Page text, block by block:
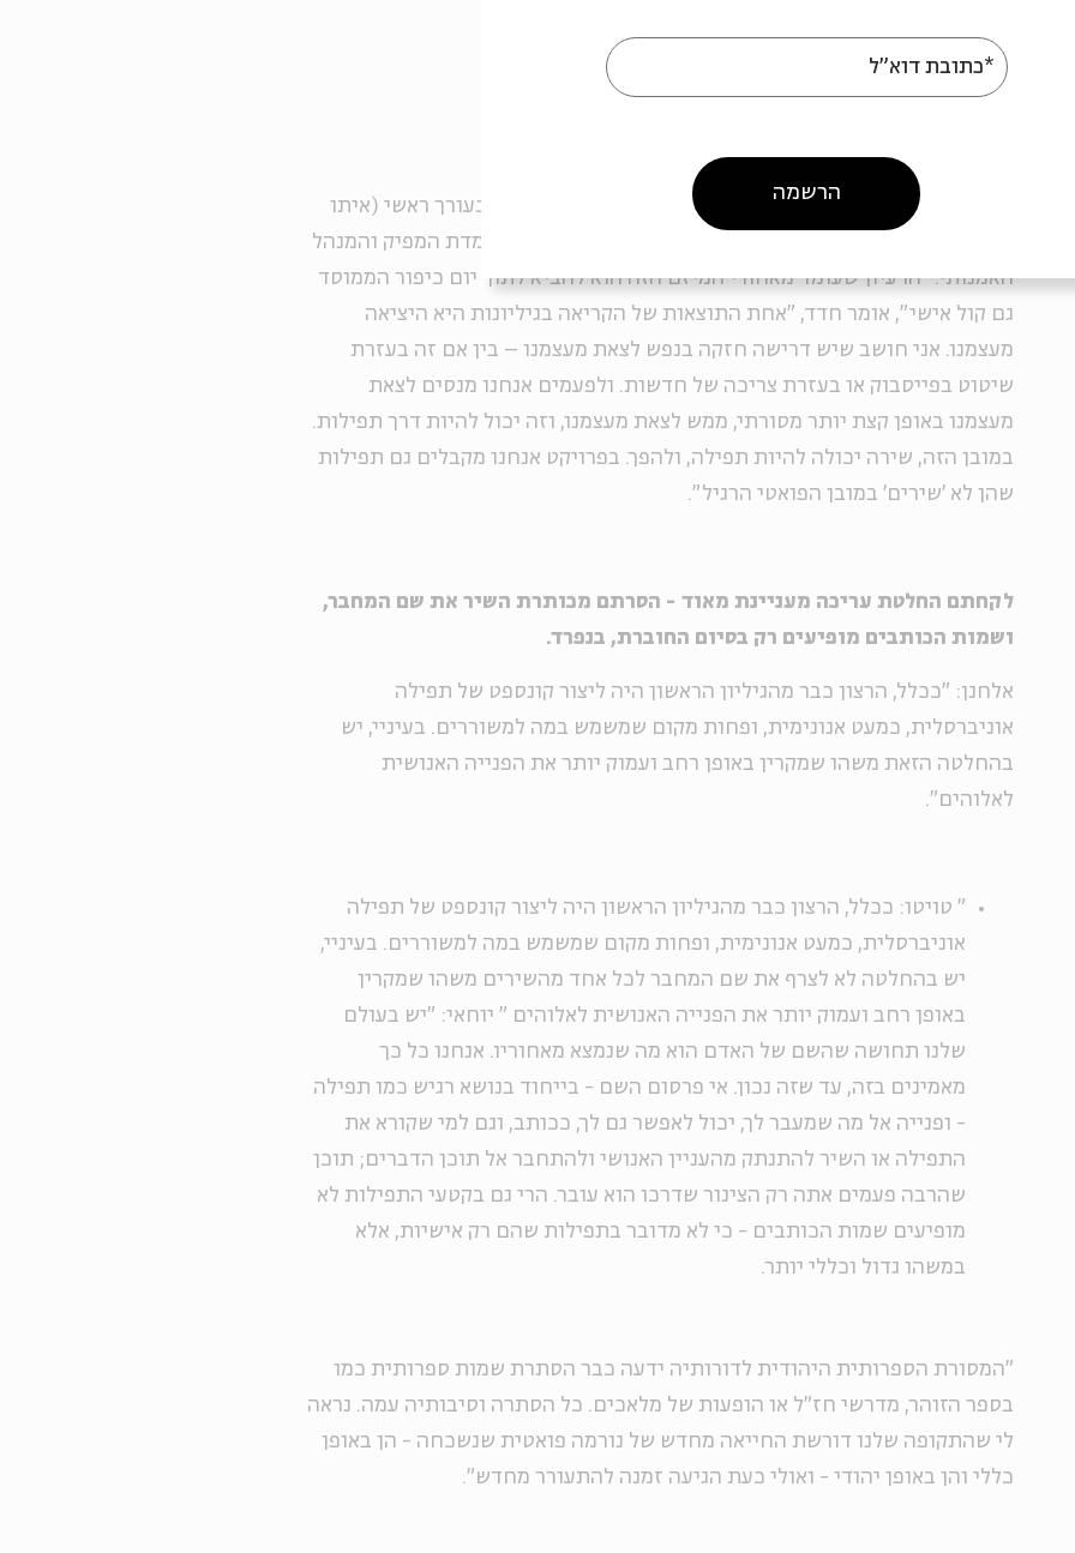
משתדלים לצאת מעצמנו
בשנה שעברה הצטרף לפרויקט המשורר והקולנוען יוחאי חדד כעורך ראשי (איתו
עורכות השנה גם בת אל קולמן ונגה אשד), ואילו טויטו עבר לעמדת המפיק והמנהל
האמנותי. "הרעיון שעומד מאחורי המיזם הזה הוא להביא לתוך יום כיפור הממוסד
גם קול אישי", אומר חדד, "אחת התוצאות של הקריאה בגיליונות היא היציאה
מעצמנו. אני חושב שיש דרישה חזקה בנפש לצאת מעצמנו – בין אם זה בעזרת
שיטוט בפייסבוק או בעזרת צריכה של חדשות. ולפעמים אנחנו מנסים לצאת
מעצמנו באופן קצת יותר מסורתי, ממש לצאת מעצמנו, וזה יכול להיות דרך תפילות.
במובן הזה, שירה יכולה להיות תפילה, ולהפך. בפרויקט אנחנו מקבלים גם תפילות
שהן לא 'שירים' במובן הפואטי הרגיל".
לקחתם החלטת עריכה מעניינת מאוד - הסרתם מכותרת השיר את שם המחבר,
ושמות הכותבים מופיעים רק בסיום החוברת, בנפרד.
אלחנן: "ככלל, הרצון כבר מהגיליון הראשון היה ליצור קונספט של תפילה
אוניברסלית, כמעט אנונימית, ופחות מקום שמשמש במה למשוררים. בעיניי, יש
בהחלטה הזאת משהו שמקרין באופן רחב ועמוק יותר את הפנייה האנושית
לאלוהים".
" טויטו: ככלל, הרצון כבר מהגיליון הראשון היה ליצור קונספט של תפילה
אוניברסלית, כמעט אנונימית, ופחות מקום שמשמש במה למשוררים. בעיניי,
יש בהחלטה לא לצרף את שם המחבר לכל אחד מהשירים משהו שמקרין
באופן רחב ועמוק יותר את הפנייה האנושית לאלוהים " יוחאי: "יש בעולם
שלנו תחושה שהשם של האדם הוא מה שנמצא מאחוריו. אנחנו כל כך
מאמינים בזה, עד שזה נכון. אי פרסום השם - בייחוד בנושא רגיש כמו תפילה
- ופנייה אל מה שמעבר לך, יכול לאפשר גם לך, ככותב, וגם למי שקורא את
התפילה או השיר להתנתק מהעניין האנושי ולהתחבר אל תוכן הדברים; תוכן
שהרבה פעמים אתה רק הצינור שדרכו הוא עובר. הרי גם בקטעי התפילות לא
מופיעים שמות הכותבים - כי לא מדובר בתפילות שהם רק אישיות, אלא
במשהו גדול וכללי יותר.
"המסורת הספרותית היהודית לדורותיה ידעה כבר הסתרת שמות ספרותית כמו
בספר הזוהר, מדרשי חז"ל או הופעות של מלאכים. כל הסתרה וסיבותיה עמה. נראה
לי שהתקופה שלנו דורשת החייאה מחדש של נורמה פואטית שנשכחה - הן באופן
כללי והן באופן יהודי - ואולי כעת הגיעה זמנה להתעורר מחדש".
*כתובת דוא"ל
הרשמה